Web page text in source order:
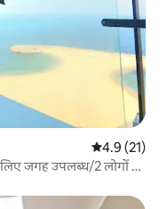
औसत रेटिंग 5
4.9 (21)
जगह उपलब्ध/2 लोगों के